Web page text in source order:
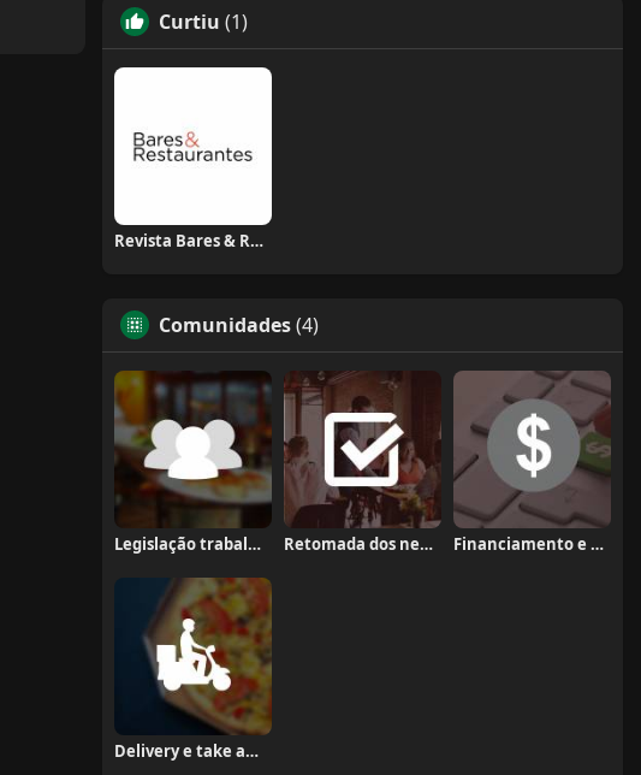
Curtiu (1)
Revista Bares & Restaurantes
Comunidades(4)
Legislação trabalhista Retomada dos negócios Financiamento e crédito
Delivery e take away